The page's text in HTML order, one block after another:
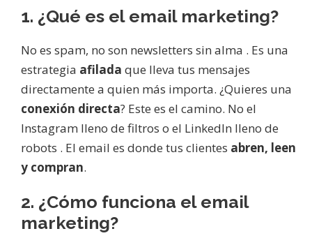
1. ¿Qué es el email marketing?
No es spam, no son newsletters sin alma . Es una
estrategia afilada que lleva tus mensajes
directamente a quien más importa. ¿Quieres una
conexión directa? Este es el camino. No el
Instagram lleno de filtros o el LinkedIn lleno de
robots . El email es donde tus clientes abren, leen
y compran.
2. ¿Cómo funciona el email
marketing?